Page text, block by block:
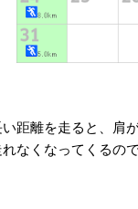
距離を走ると、肩
なくなってくるの